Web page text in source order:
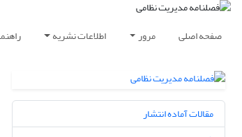
صفحه اصلی مرور اطلاعات نشریه
مقالات آماده انتشار